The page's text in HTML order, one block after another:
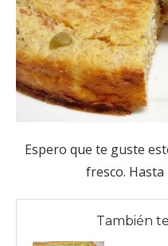
Espero que te guste
fresco.
También